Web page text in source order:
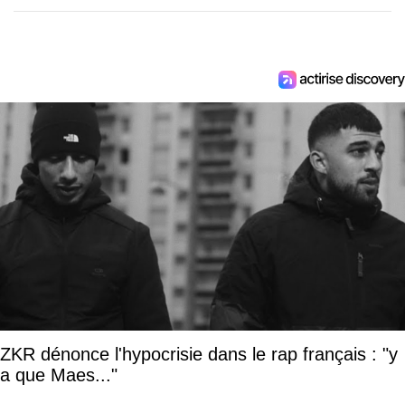
ZKR dénonce l'hypocrisie dans le rap français : "y
a que Maes..."